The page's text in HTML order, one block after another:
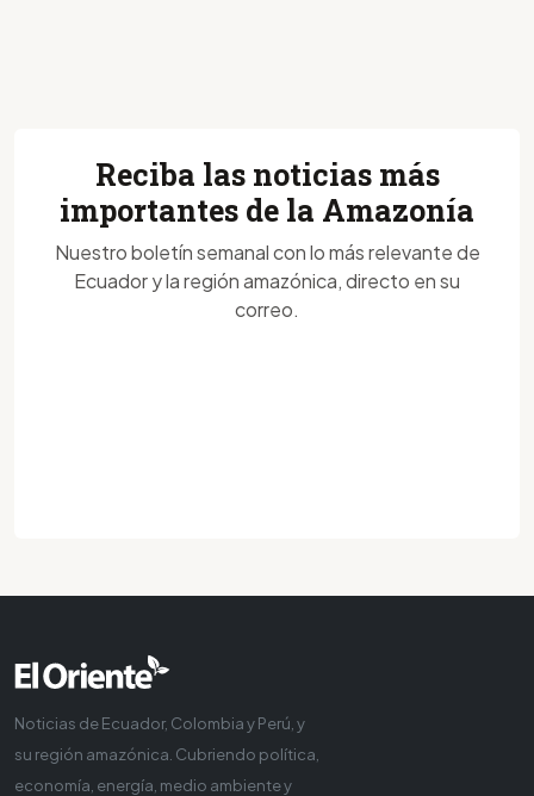
Reciba las noticias más
importantes de la Amazonía
Nuestro boletín semanal con lo más relevante de
Ecuador y la región amazónica, directo en su
correo.
Noticias de Ecuador, Colombia y Perú, y
su región amazónica. Cubriendo política,
economía, energía, medio ambiente y